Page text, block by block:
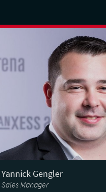
Yannick Gengler
Sales Manager